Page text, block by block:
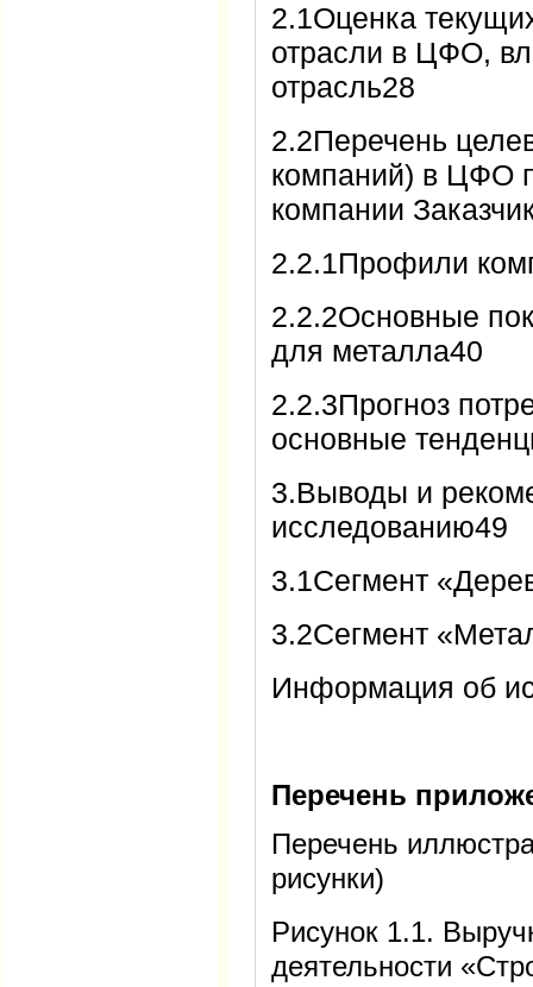
2.1Оценка
отрасли в ЦФО,
отрасль28
2.2Перечень
компаний) в ЦФО
компании
2.2.1Профили
2.2.2Основные
для металла40
2.2.3Прогноз
основные
3.Выводы и
исследованию49
3.1Сегмент
3.2Сегмент
Информация об
Перечень
Перечень
рисунки)
Рисунок 1.1.
деятельности